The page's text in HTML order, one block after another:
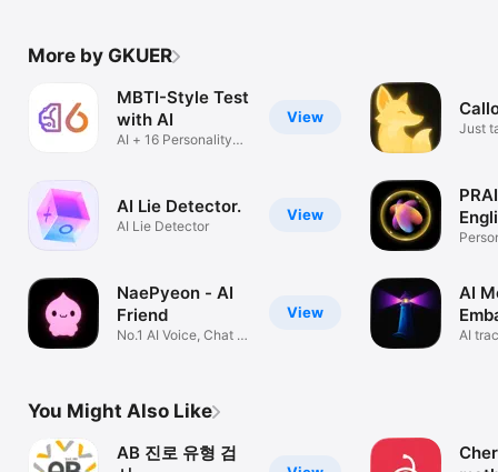
More by GKUER
View
MBTI-Style Test
with AI
AI + 16 Personality
View
AI Lie Detector.
AI Lie Detector
View
NaePyeon - AI
Friend
No.1 AI Voice, Chat &
Just
AI
AI
You Might Also Like
AB 진로 유형 검